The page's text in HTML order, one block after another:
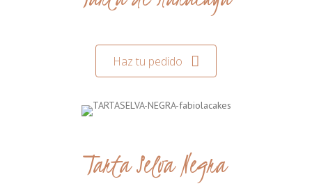
Haz tu pedido
Tarta Selva Negra